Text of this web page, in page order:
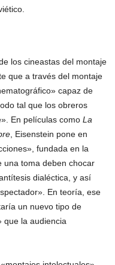
los cineastas del montaje
que a través del montaje
capaz de
tal que los obreros
En películas como La
, Eisenstein pone en
fundada en la
una toma deben chocar
dialéctica, y así
En teoría, ese
un nuevo tipo de
que la audiencia